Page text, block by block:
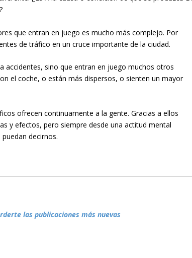
que entran en juego es mucho más complejo. Por
de tráfico en un cruce importante de la ciudad.
accidentes, sino que entran en juego muchos otros
el coche, o están más dispersos, o sienten un mayor
ofrecen continuamente a la gente. Gracias a ellos
y efectos, pero siempre desde una actitud mental
decirnos.
las publicaciones más nuevas